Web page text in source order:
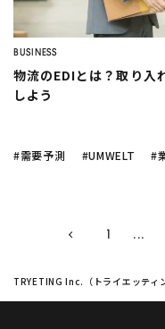
BUSINESS
物流のEDIとは？取り入
しよう
#需要予測 #UMWELT #
1 ...
TRYETING Inc.（トライエッティン